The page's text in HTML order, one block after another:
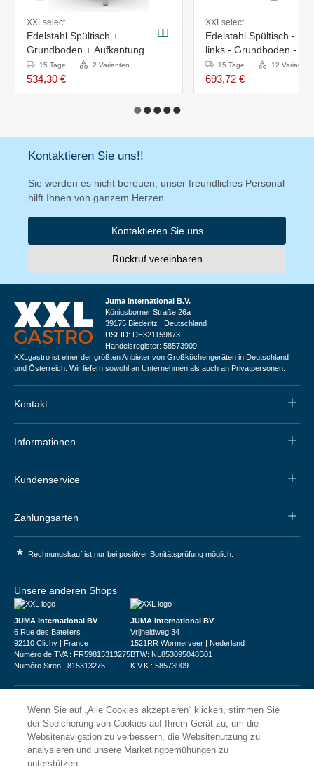
XXLselect
Edelstahl Spültisch +
Grundboden + Aufkantung
700x700x(H)885mm
15 Tage 2 Varianten
534,30 €
XXLselect
Edelstahl Spültisch - 1
links - Grundboden -
1300x700x(h)885mm
15 Tage 12 Varianten
693,72 €
Kontaktieren Sie uns!!
Sie werden es nicht bereuen, unser freundliches Personal
hilft Ihnen von ganzem Herzen.
Kontaktieren Sie uns
Rückruf vereinbaren
Juma International B.V.
Königsborner Straße 26a
39175 Biederitz | Deutschland
USt-ID: DE321159873
Handelsregister: 58573909
XXLgastro ist einer der größten Anbieter von Großküchengeräten in Deutschland
und Österreich. Wir liefern sowohl an Unternehmen als auch an Privatpersonen.
Kontakt
Informationen
Kundenservice
Zahlungsarten
* Rechnungskauf ist nur bei positiver Bonitätsprüfung möglich.
Unsere anderen Shops
JUMA International BV
6 Rue des Bateliers
92110 Clichy | France
Numéro de TVA : FR59815313275
Numéro Siren : 815313275
JUMA International BV
Vrijheidweg 34
1521RR Wormerveer | Nederland
BTW: NL853095048B01
K.V.K.: 58573909
XXLgastro
Wenn Sie auf „Alle Cookies akzeptieren“ klicken, stimmen Sie
der Speicherung von Cookies auf Ihrem Gerät zu, um die
Websitenavigation zu verbessern, die Websitenutzung zu
analysieren und unsere Marketingbemühungen zu
unterstützen.